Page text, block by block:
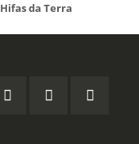
Hifas da Terra